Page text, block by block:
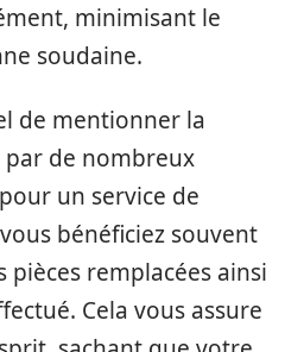
minimisant le
soudaine.
de mentionner la
par de nombreux
un service de
bénéficiez souvent
pièces remplacées ainsi
Cela vous assure